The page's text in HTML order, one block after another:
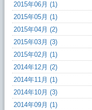
2015年06月 (1)
2015年05月 (1)
2015年04月 (2)
2015年03月 (3)
2015年02月 (1)
2014年12月 (2)
2014年11月 (1)
2014年10月 (3)
2014年09月 (1)